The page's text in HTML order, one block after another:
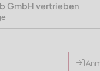
GmbH vertrieben